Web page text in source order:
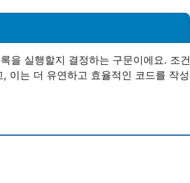
을 실행할지 결정하는 구문이에요. 조건
이는 더 유연하고 효율적인 코드를 작성